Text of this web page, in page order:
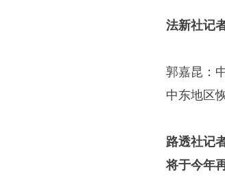
法新社记
郭嘉昆：
中东地区
路透社记
将于今年